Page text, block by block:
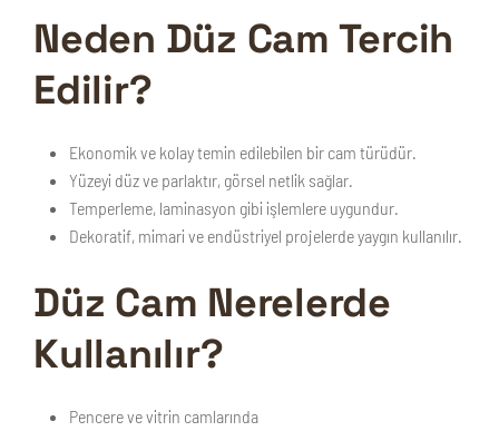
Neden Düz Cam Tercih
Edilir?
Ekonomik ve kolay temin edilebilen bir cam türüdür.
Yüzeyi düz ve parlaktır, görsel netlik sağlar.
Temperleme, laminasyon gibi işlemlere uygundur.
Dekoratif, mimari ve endüstriyel projelerde yaygın kullanılır.
Düz Cam Nerelerde
Kullanılır?
Pencere ve vitrin camlarında